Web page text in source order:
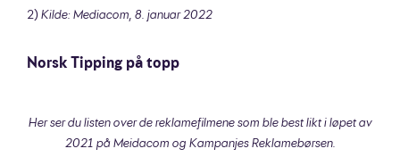
2)Kilde: Mediacom, 8. januar 2022
Norsk Tipping på topp
Her ser du listen over de reklamefilmene som ble best likt i løpet av
2021 på Meidacom og Kampanjes Reklamebørsen.